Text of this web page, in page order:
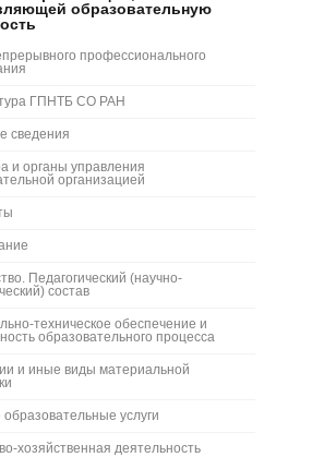
образовательную
профессионального
ГПНТБ СО РАН
сведения
и органы управления
организацией
Педагогический (научно-
состав
техническое обеспечение и
образовательного процесса
и иные виды материальной
услуги
хозяйственная деятельность